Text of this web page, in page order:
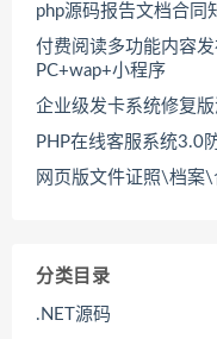
php源码报告文档合同
付费阅读多功能内容
PC+wap+小程序
企业级发卡系统修复版
PHP在线客服系统3.0
网页版文件证照\档案\
分类目录
.NET源码